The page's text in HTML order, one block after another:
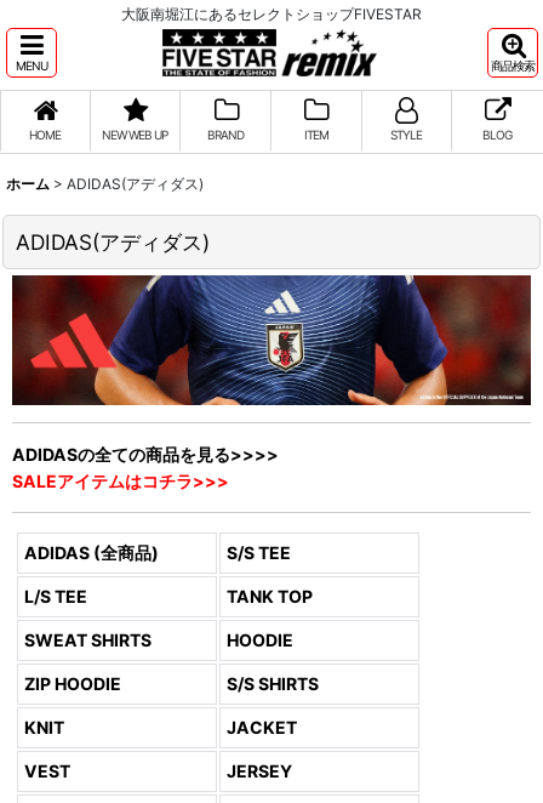
大阪南堀江にあるセレクトショップFIVESTAR
MENU 商品検索
HOME NEW WEB UP BRAND ITEM STYLE BLOG
ホーム > ADIDAS(アディダス)
ADIDAS(アディダス)
ADIDASの全ての商品を見る>>>>
SALEアイテムはコチラ>>>
ADIDAS (全商品) S/S TEE
L/S TEE TANK TOP
SWEAT SHIRTS HOODIE
ZIP HOODIE S/S SHIRTS
KNIT JACKET
VEST JERSEY